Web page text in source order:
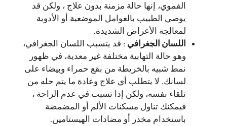
الفموي، إنها حالة مزمنة بدون علاج ، ولكن قد
يوصي الطبيب بالعوامل الموضعية أو الأدوية
لمعالجة الأعراض الشديدة.
اللسان الجغرافي : قد يتسبب اللسان الجغرافي،
وهو حالة التهابية مختلفة غير معدية، في ظهور
نمط شبيه بالخريطة من بقع حمراء وبيضاء على
لسانك. لا يتطلب أي علاج وعادة ما يتم حله من
تلقاء نفسه، ولكن إذا تسبب في عدم الراحة ،
فيمكنك تناول مسكنات الألم أو المضمضة
باستخدام مخدر أو مضادات الهيستامين.